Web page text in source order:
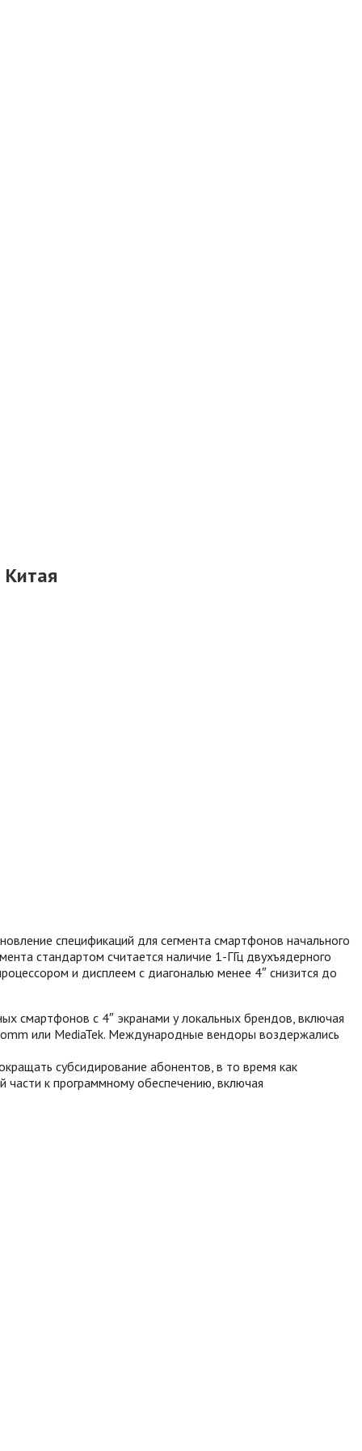
спецификаций для сегмента смартфонов начального
стандартом считается наличие 1-ГГц двухъядерного
и дисплеем с диагональю менее 4″ снизится до
смартфонов с 4″ экранами у локальных брендов, включая
или MediaTek. Международные вендоры воздержались
субсидирование абонентов, в то время как
к программному обеспечению, включая